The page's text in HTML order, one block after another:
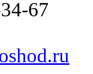
67